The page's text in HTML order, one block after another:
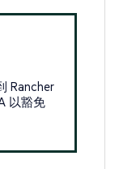
Rancher
以豁免